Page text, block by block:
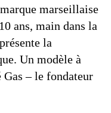
marseillaise
ans, main dans la
la
Un modèle à
– le fondateur